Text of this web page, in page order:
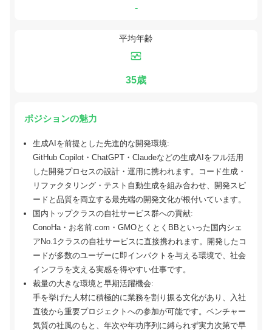
-
平均年齢
35歳
ポジションの魅力
生成AIを前提とした先進的な開発環境:
GitHub Copilot・ChatGPT・Claudeなどの生成AIをフル活用
した開発プロセスの設計・運用に携われます。コード生成・
リファクタリング・テスト自動生成を組み合わせ、開発スピ
ードと品質を両立する最先端の開発文化が根付いています。
国内トップクラスの自社サービス群への貢献:
ConoHa・お名前.com・GMOとくとくBBといった国内シェ
アNo.1クラスの自社サービスに直接携われます。開発したコ
ードが多数のユーザーに即インパクトを与える環境で、社会
インフラを支える実感を得やすい仕事です。
裁量の大きな環境と早期活躍機会:
手を挙げた人材に積極的に業務を割り振る文化があり、入社
直後から重要プロジェクトへの参加が可能です。ベンチャー
気質の社風のもと、年次や年功序列に縛られず実力次第で早